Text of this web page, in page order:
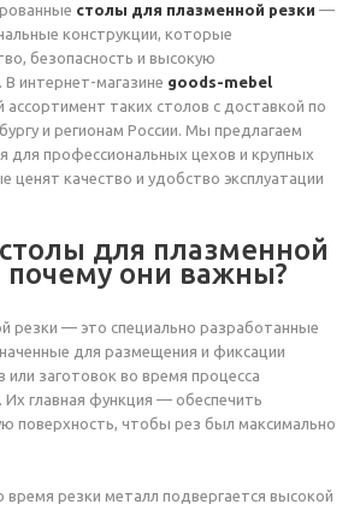
столы для плазменной резки —
конструкции, которые
безопасность и высокую
интернет-магазине goods-mebel
таких столов с доставкой по
и регионам России. Мы предлагаем
для профессиональных цехов и крупных
ценят качество и удобство эксплуатации
для плазменной
почему они важны?
резки — это специально разработанные
для размещения и фиксации
или заготовок во время процесса
Их главная функция — обеспечить
поверхность, чтобы рез был максимально
резки металл подвергается высокой